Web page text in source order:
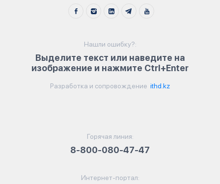
Нашли ошибку?:
Выделите текст или наведите на
изображение и нажмите Ctrl+Enter
Разработка и сопровождение ithd.kz
Горячая линия:
8-800-080-47-47
Интернет-портал: